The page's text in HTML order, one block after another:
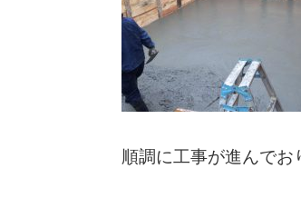
順調に工事が進んでお